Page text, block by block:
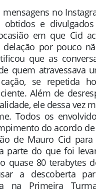
mensagens no
obtidos e
em que Cid
delação por pouco
que as
quem atravessava
se repetida
Além de
ele dessa vez
Todos os
do acordo
de Mauro Cid
parte do que foi
quase 80 terabytes
a descoberta
na Primeira